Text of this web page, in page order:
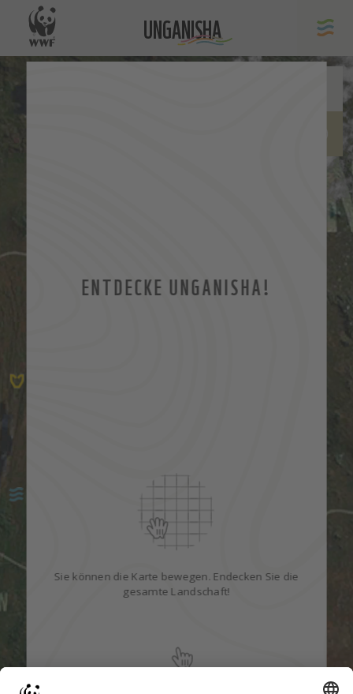
UNGANISHA
ENTDECKE UNGANISHA!
Sie können die Karte bewegen. Endecken Sie die
gesamte Landschaft!